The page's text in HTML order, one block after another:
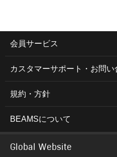
会員サービス
カスタマーサポート・お問い
規約・方針
BEAMSについて
Global Website